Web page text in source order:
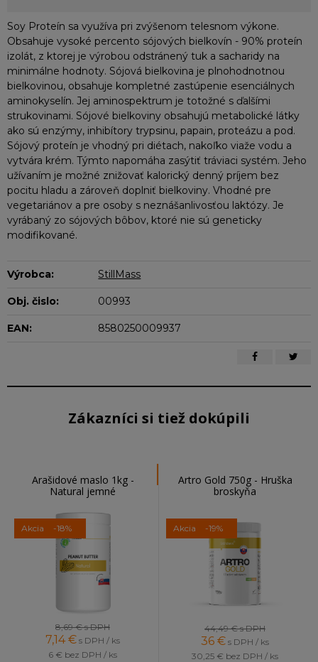
Soy Proteín sa využíva pri zvýšenom telesnom výkone.
Obsahuje vysoké percento sójových bielkovín - 90% proteín
izolát, z ktorej je výrobou odstránený tuk a sacharidy na
minimálne hodnoty. Sójová bielkovina je plnohodnotnou
bielkovinou, obsahuje kompletné zastúpenie esenciálnych
aminokyselín. Jej aminospektrum je totožné s ďalšími
strukovinami. Sójové bielkoviny obsahujú metabolické látky
ako sú enzýmy, inhibítory trypsinu, papain, proteázu a pod.
Sójový proteín je vhodný pri diétach, nakoľko viaže vodu a
vytvára krém. Týmto napomáha zasýtiť tráviaci systém. Jeho
užívaním je možné znižovať kalorický denný príjem bez
pocitu hladu a zároveň doplniť bielkoviny. Vhodné pre
vegetariánov a pre osoby s neznášanlivosťou laktózy. Je
vyrábaný zo sójových bôbov, ktoré nie sú geneticky
modifikované.
Výrobca: StillMass
Obj. čislo: 00993
EAN: 8580250009937
Zákazníci si tiež dokúpili
Arašidové maslo 1kg -
Natural jemné
Akcia -18%
8,69 €s DPH
7,14 € s DPH / ks
6 € bez DPH / ks
Artro Gold 750g - Hruška
broskyňa
Akcia -19%
44,49 €s DPH
36 € s DPH / ks
30,25 € bez DPH / ks